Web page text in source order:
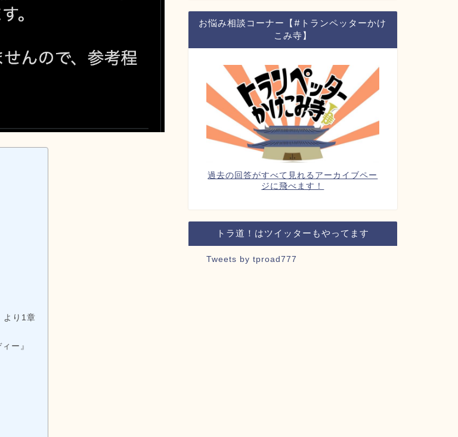
より1章
ー』
お悩み相談コーナー【#トランペッターかけ
こみ寺】
過去の回答がすべて見れるアーカイブペー
ジに飛べます！
トラ道！はツイッターもやってます
Tweets by tproad777